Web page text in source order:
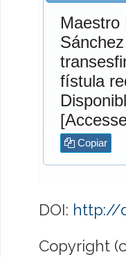
Maestro
Sánchez
fístula
Copiar
DOI: http://
Copyright